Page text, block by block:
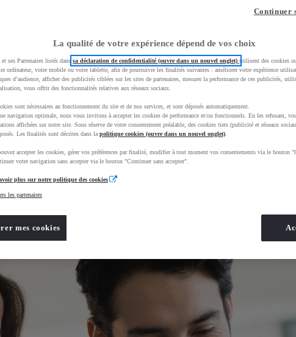
vous ? Dans quelle
La qualité de votre expérience dépend de vos choix
ses Partenaires listés dans sa déclaration de confidentialité (ouvre dans un nouvel onglet) utilisent des cookies
ordinateur, votre mobile ou votre tablette, afin de poursuivre les finalités suivantes : améliorer votre expérience
d’audience, afficher des publicités ciblées sur les sites de partenaires, mesurer la performance de ces publicités,
vous offrir des fonctionnalités relatives aux réseaux sociaux.
sont nécessaires au fonctionnement du site et de nos services, et sont déposés automatiquement.
navigation optimale, nous vous invitons à accepter les cookies de performance et/ou fonctionnels. En les refusant,
affichées sur notre site. Sous réserve de votre consentement préalable, des cookies tiers (publicité et réseaux
Les finalités sont décrites dans la politique cookies (ouvre dans un nouvel onglet)
accepter les cookies, gérer vos préférences par finalité, modifier à tout moment vos consentements via le bouton
votre navigation sans accepter via le bouton "Continuer sans accepter".
plus sur notre politique des cookies
les partenaires
mes cookies
Continuer